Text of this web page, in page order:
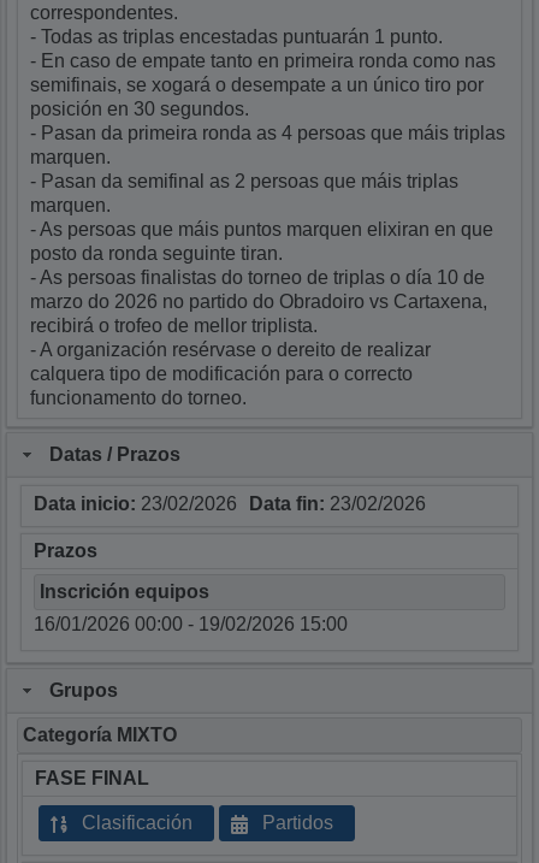
correspondentes.
- Todas as triplas encestadas puntuarán 1 punto.
- En caso de empate tanto en primeira ronda como nas
semifinais, se xogará o desempate a un único tiro por
posición en 30 segundos.
- Pasan da primeira ronda as 4 persoas que máis triplas
marquen.
- Pasan da semifinal as 2 persoas que máis triplas
marquen.
- As persoas que máis puntos marquen elixiran en que
posto da ronda seguinte tiran.
- As persoas finalistas do torneo de triplas o día 10 de
marzo do 2026 no partido do Obradoiro vs Cartaxena,
recibirá o trofeo de mellor triplista.
-A organización resérvase o dereito de realizar
calquera tipo de modificación para o correcto
funcionamento do torneo.
Datas / Prazos
Data inicio: 23/02/2026 Data fin: 23/02/2026
Prazos
Inscrición equipos
16/01/2026 00:00 - 19/02/2026 15:00
Grupos
Categoría MIXTO
FASE FINAL
Clasificación Partidos